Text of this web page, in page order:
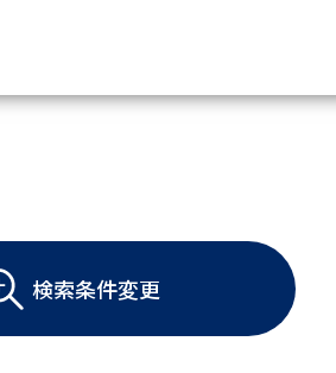
大学・短大の資料種類から請求
大学パンフ
学部・学科パンフ
総合型選抜・学校推薦型選抜 募集要項＆
検索条件変更